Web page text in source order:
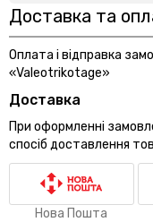
Доставка та
Оплата і відправка
«Valeotrikotage»
Доставка
При оформленні
спосіб доставлення
Нова Пошта